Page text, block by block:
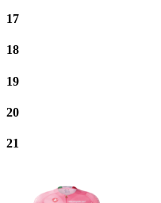
17
18
19
20
21